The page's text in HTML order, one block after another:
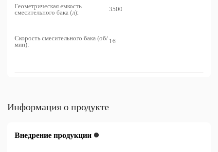
Геометрическая емкость
смесительного бака (л):
3500
Скорость смесительного бака (об/
мин):
16
Информация о продукте
Внедрение продукции